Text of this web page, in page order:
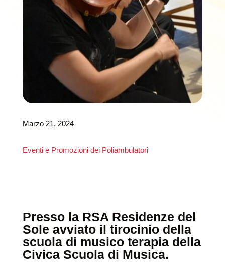
Marzo 21, 2024
Eventi e Promozioni dei Poliambulatori
Presso la RSA Residenze del
Sole avviato il tirocinio della
scuola di musico terapia della
Civica Scuola di Musica.